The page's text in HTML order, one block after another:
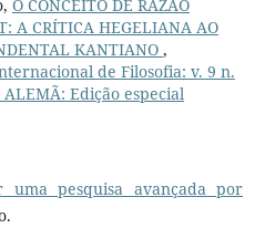
O CONCEITO DE RAZÃO
A CRÍTICA HEGELIANA AO
KANTIANO ,
de Filosofia: v. 9 n.
ALEMÃ: Edição especial
uma pesquisa avançada por